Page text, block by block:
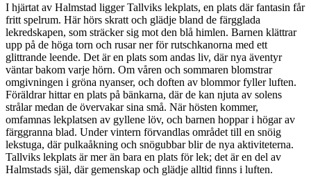
I hjärtat av Halmstad ligger Tallviks lekplats, en plats där fantasin får
fritt spelrum. Här hörs skratt och glädje bland de färgglada
lekredskapen, som sträcker sig mot den blå himlen. Barnen klättrar
upp på de höga torn och rusar ner för rutschkanorna med ett
glittrande leende. Det är en plats som andas liv, där nya äventyr
väntar bakom varje hörn. Om våren och sommaren blomstrar
omgivningen i gröna nyanser, och doften av blommor fyller luften.
Föräldrar hittar en plats på bänkarna, där de kan njuta av solens
strålar medan de övervakar sina små. När hösten kommer,
omfamnas lekplatsen av gyllene löv, och barnen hoppar i högar av
färggranna blad. Under vintern förvandlas området till en snöig
lekstuga, där pulkaåkning och snögubbar blir de nya aktiviteterna.
Tallviks lekplats är mer än bara en plats för lek; det är en del av
Halmstads själ, där gemenskap och glädje alltid finns i luften.